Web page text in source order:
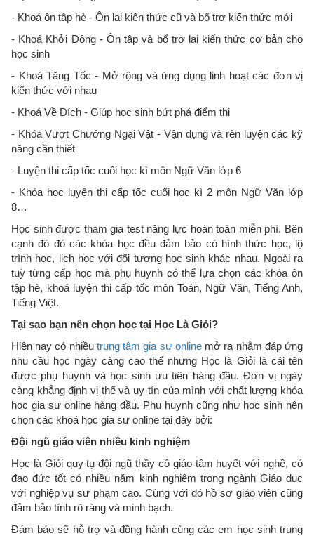
- Khoá ôn tập hè - Ôn lại kiến thức cũ và bổ trợ kiến thức mới
- Khoá Khởi Động - Ôn tập và bổ trợ lại kiến thức cơ bản cho
học sinh
- Khoá Tăng Tốc - Mở rộng và ứng dụng linh hoạt các đơn vị
kiến thức với nhau
- Khoá Về Đích - Giúp học sinh bứt phá điểm thi
- Khóa Vượt Chướng Ngại Vật - Vận dụng và rèn luyện các kỹ
năng cần thiết
- Luyện thi cấp tốc cuối học kì môn Ngữ Văn lớp 6
- Khóa học luyện thi cấp tốc cuối học kì 2 môn Ngữ Văn lớp
8…
Học sinh được tham gia test năng lực hoàn toàn miễn phí. Bên
cạnh đó đó các khóa học đều đảm bảo có hình thức học, lộ
trình học, lịch học với đối tượng học sinh khác nhau. Ngoài ra
tuỳ từng cấp học mà phụ huynh có thể lựa chọn các khóa ôn
tập hè, khoá luyện thi cấp tốc môn Toán, Ngữ Văn, Tiếng Anh,
Tiếng Việt.
Tại sao bạn nên chọn học tại Học Là Giỏi?
Hiện nay có nhiều trung tâm gia sư onlinemở ra nhằm đáp ứng
nhu cầu học ngày càng cao thế nhưng Học là Giỏi là cái tên
được phụ huynh và học sinh ưu tiên hàng đầu. Đơn vị ngày
càng khẳng định vị thế và uy tín của mình với chất lượng khóa
học gia sư online hàng đầu. Phụ huynh cũng như học sinh nên
chọn các khoá học gia sư online tại đây bởi:
Đội ngũ giáo viên nhiều kinh nghiệm
Học là Giỏi quy tụ đội ngũ thầy cô giáo tâm huyết với nghề, có
đạo đức tốt có nhiều năm kinh nghiệm trong ngành Giáo dục
với nghiệp vụ sư phạm cao. Cùng với đó hồ sơ giáo viên cũng
đảm bảo tính rõ ràng và minh bạch.
Đảm bảo sẽ hỗ trợ và đồng hành cùng các em học sinh trung